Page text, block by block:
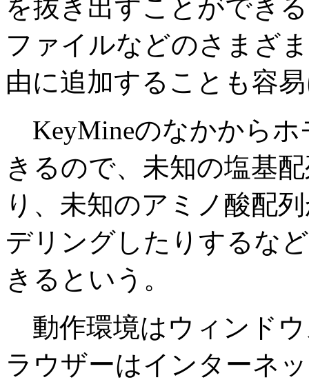
を抜き出すことができ
ファイルなどのさまざ
由に追加することも容
KeyMineのなかからホ
きるので、未知の塩基
り、未知のアミノ酸配
デリングしたりするな
きるという。
動作環境はウィンドウ
ラウザーはインターネ